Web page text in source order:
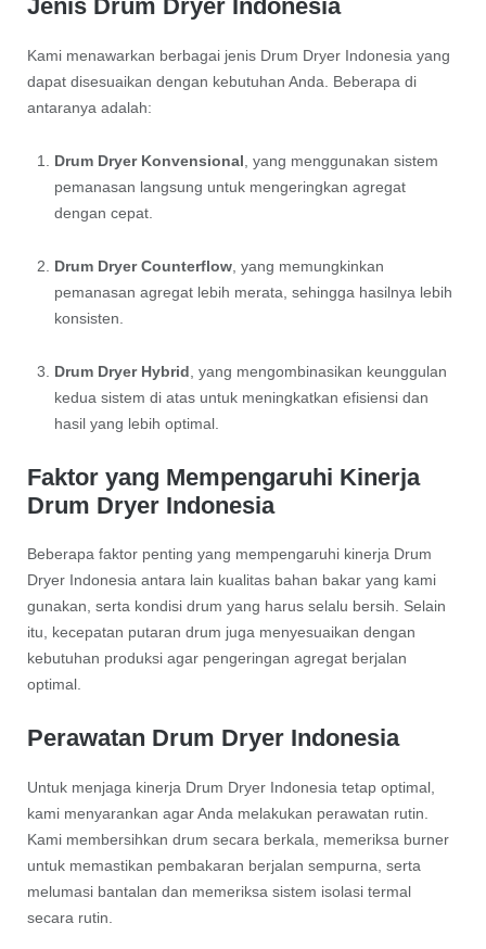
Jenis Drum Dryer Indonesia
Kami menawarkan berbagai jenis Drum Dryer Indonesia yang
dapat disesuaikan dengan kebutuhan Anda. Beberapa di
antaranya adalah:
Drum Dryer Konvensional , yang menggunakan sistem
pemanasan langsung untuk mengeringkan agregat
dengan cepat.
Drum Dryer Counterflow, yang memungkinkan
pemanasan agregat lebih merata, sehingga hasilnya lebih
konsisten.
Drum Dryer Hybrid , yang mengombinasikan keunggulan
kedua sistem di atas untuk meningkatkan efisiensi dan
hasil yang lebih optimal.
Faktor yang Mempengaruhi Kinerja
Drum Dryer Indonesia
Beberapa faktor penting yang mempengaruhi kinerja Drum
Dryer Indonesia antara lain kualitas bahan bakar yang kami
gunakan, serta kondisi drum yang harus selalu bersih. Selain
itu, kecepatan putaran drum juga menyesuaikan dengan
kebutuhan produksi agar pengeringan agregat berjalan
optimal.
Perawatan Drum Dryer Indonesia
Untuk menjaga kinerja Drum Dryer Indonesia tetap optimal,
kami menyarankan agar Anda melakukan perawatan rutin.
Kami membersihkan drum secara berkala, memeriksa burner
untuk memastikan pembakaran berjalan sempurna, serta
melumasi bantalan dan memeriksa sistem isolasi termal
secara rutin.